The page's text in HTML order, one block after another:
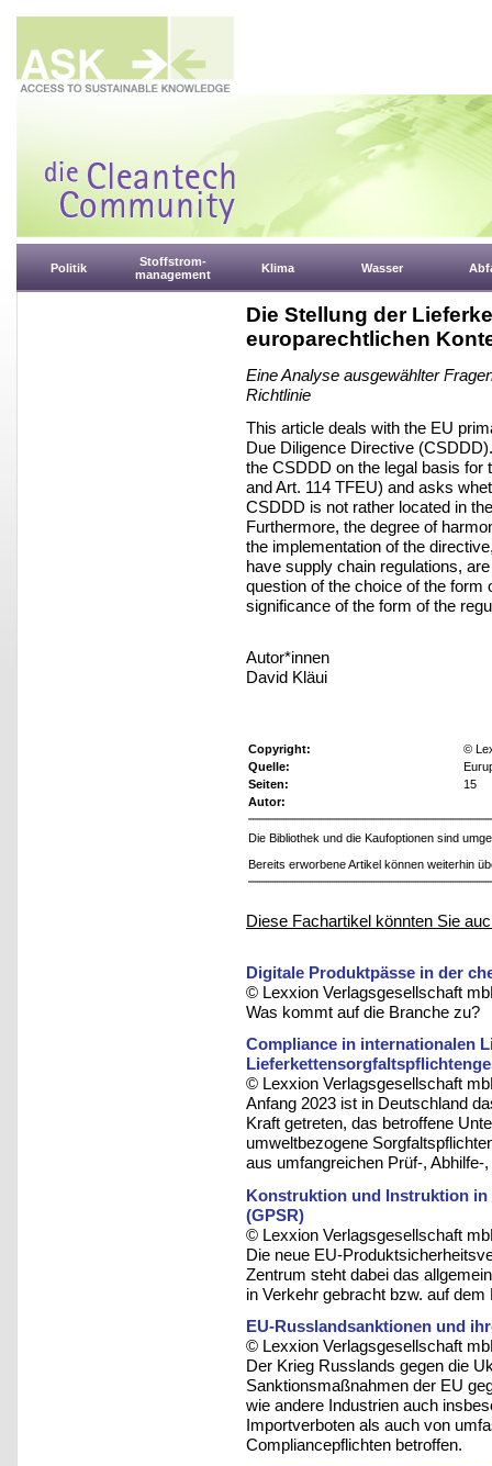
Politik
Stoffstrom-
management
Klima Wasser
Die Stellung der
europarechtlichen
Eine Analyse ausgewählter
Richtlinie
This article deals with the EU
Due Diligence Directive
the CSDDD on the legal basis for
and Art. 114 TFEU) and asks
CSDDD is not rather located in
Furthermore, the degree of
the implementation of the
have supply chain regulations,
question of the choice of the form
significance of the form of the
Autor*innen
David Kläui
Copyright:
©
Quelle:
Seiten:
15
Autor:
Die Bibliothek und die Kaufoptionen sind
Bereits erworbene Artikel können weiterhin
Diese Fachartikel könnten Sie
Digitale Produktpässe in der
© Lexxion Verlagsgesellschaft
Was kommt auf die Branche zu?
Compliance in internationalen
© Lexxion Verlagsgesellschaft
Anfang 2023 ist in Deutschland
Kraft getreten, das betroffene
umweltbezogene
aus umfangreichen Prüf-,
Konstruktion und Instruktion
(GPSR)
© Lexxion Verlagsgesellschaft
Die neue EU-
Zentrum steht dabei das
in Verkehr gebracht bzw. auf
EU-Russlandsanktionen und
© Lexxion Verlagsgesellschaft
Der Krieg Russlands gegen die
Sanktionsmaßnahmen der EU
wie andere Industrien auch
Importverboten als auch von
Compliancepflichten betroffen.